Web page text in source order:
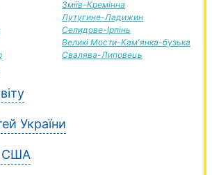
Зміїв-Кремінна
Лутугине-Ладижин
Селидове-Ірпінь
Великі Мости-Кам'янка-бузька
Свалява-Липовець
України
США